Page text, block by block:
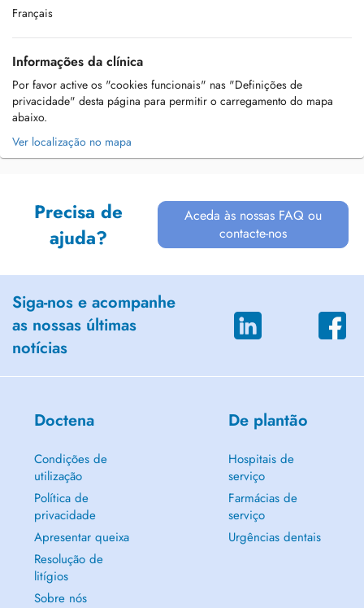
Français
Informações da clínica
Por favor active os "cookies funcionais" nas "Definições de
privacidade" desta página para permitir o carregamento do mapa
abaixo.
Ver localização no mapa
Precisa de
ajuda?
Aceda às nossas FAQ ou
contacte-nos
Siga-nos e acompanhe
as nossas últimas
notícias
Doctena
Condições de
utilização
Política de
privacidade
Apresentar queixa
Resolução de
litígios
Sobre nós
De plantão
Hospitais de
serviço
Farmácias de
serviço
Urgências dentais